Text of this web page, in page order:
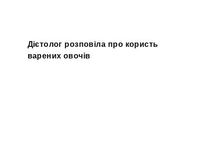
Дієтолог розповіла про користь
варених овочів